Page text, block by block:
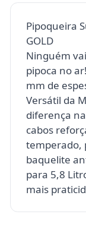
Pipoqueira
GOLD
Ninguém
pipoca no
mm de
Versátil da
diferença
cabos
temperado,
baquelite
para 5,8
mais